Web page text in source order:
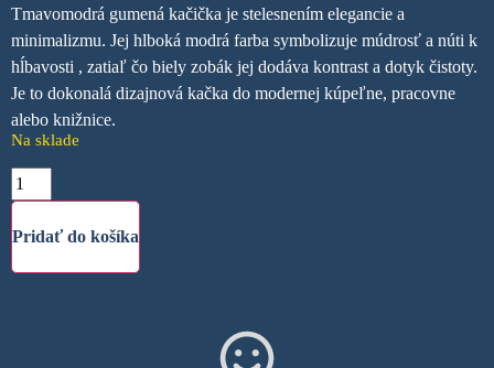
Tmavomodrá gumená kačička je stelesnením elegancie a
minimalizmu. Jej hlboká modrá farba symbolizuje múdrosť a núti k
hĺbavosti , zatiaľ čo biely zobák jej dodáva kontrast a dotyk čistoty.
Je to dokonalá dizajnová kačka do modernej kúpeľne, pracovne
alebo knižnice.
Na sklade
Pridať do košíka